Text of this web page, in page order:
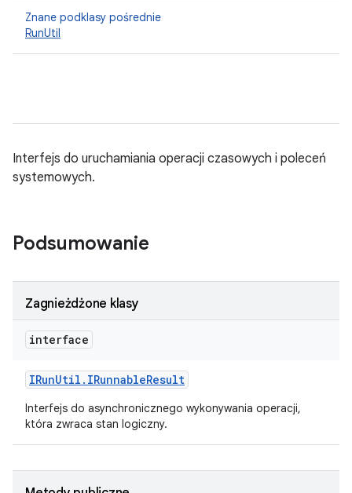
Znane podklasy pośrednie
RunUtil
Interfejs do uruchamiania operacji czasowych i poleceń
systemowych.
Podsumowanie
Zagnieżdżone klasy
interface
IRunUtil . IRunnableResult
Interfejs do asynchronicznego wykonywania operacji,
która zwraca stan logiczny.